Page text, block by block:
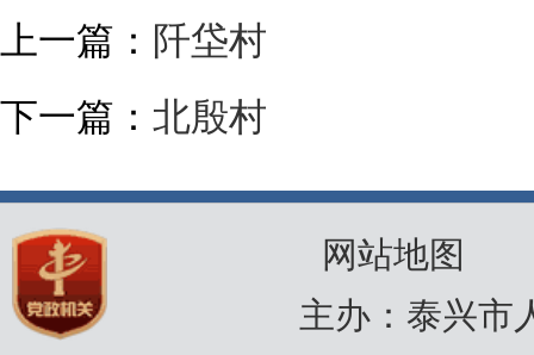
上一篇： 阡垈村
下一篇： 北殷村
网站地图
主办：泰兴市